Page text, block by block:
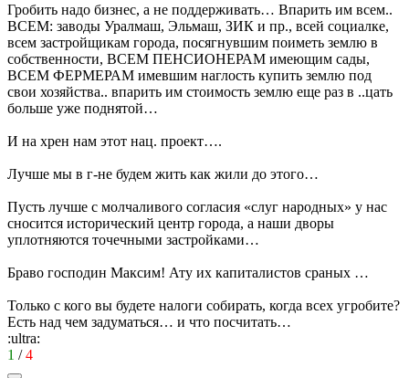
Гробить надо бизнес, а не поддерживать… Впарить им всем..
ВСЕМ: заводы Уралмаш, Эльмаш, ЗИК и пр., всей социалке,
всем застройщикам города, посягнувшим поиметь землю в
собственности, ВСЕМ ПЕНСИОНЕРАМ имеющим сады,
ВСЕМ ФЕРМЕРАМ имевшим наглость купить землю под
свои хозяйства.. впарить им стоимость землю еще раз в ..цать
больше уже поднятой…
И на хрен нам этот нац. проект….
Лучше мы в г-не будем жить как жили до этого…
Пусть лучше с молчаливого согласия «слуг народных» у нас
сносится исторический центр города, а наши дворы
уплотняются точечными застройками…
Браво господин Максим! Ату их капиталистов сраных …
Только с кого вы будете налоги собирать, когда всех угробите?
Есть над чем задуматься… и что посчитать…
:ultra:
1 /4